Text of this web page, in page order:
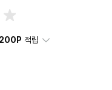
200P 적립